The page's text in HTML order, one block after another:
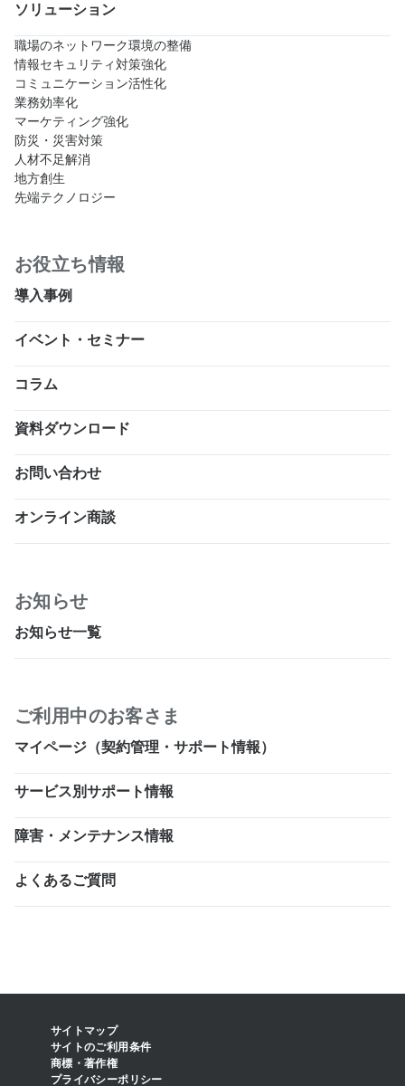
ソリューション
職場のネットワーク環境の整備
情報セキュリティ対策強化
コミュニケーション活性化
業務効率化
マーケティング強化
防災・災害対策
人材不足解消
地方創生
先端テクノロジー
お役立ち情報
導入事例
イベント・セミナー
コラム
資料ダウンロード
お問い合わせ
オンライン商談
お知らせ
お知らせ一覧
ご利用中のお客さま
マイページ（契約管理・サポート情報）
サービス別サポート情報
障害・メンテナンス情報
よくあるご質問
サイトマップ
サイトのご利用条件
商標・著作権
プライバシーポリシー